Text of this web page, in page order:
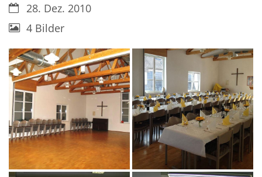
Datum:28. Dez. 2010
4 Bilder